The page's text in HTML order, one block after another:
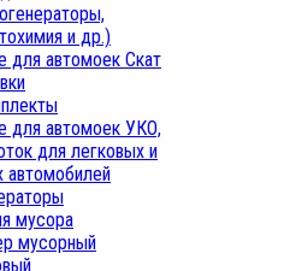
и др.)
для автомоек Скат
для автомоек УКО,
для легковых и
автомобилей
мусора
мусорный